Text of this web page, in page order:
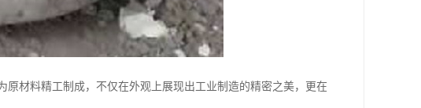
材料精工制成，不仅在外观上展现出工业制造的精密之美，更在